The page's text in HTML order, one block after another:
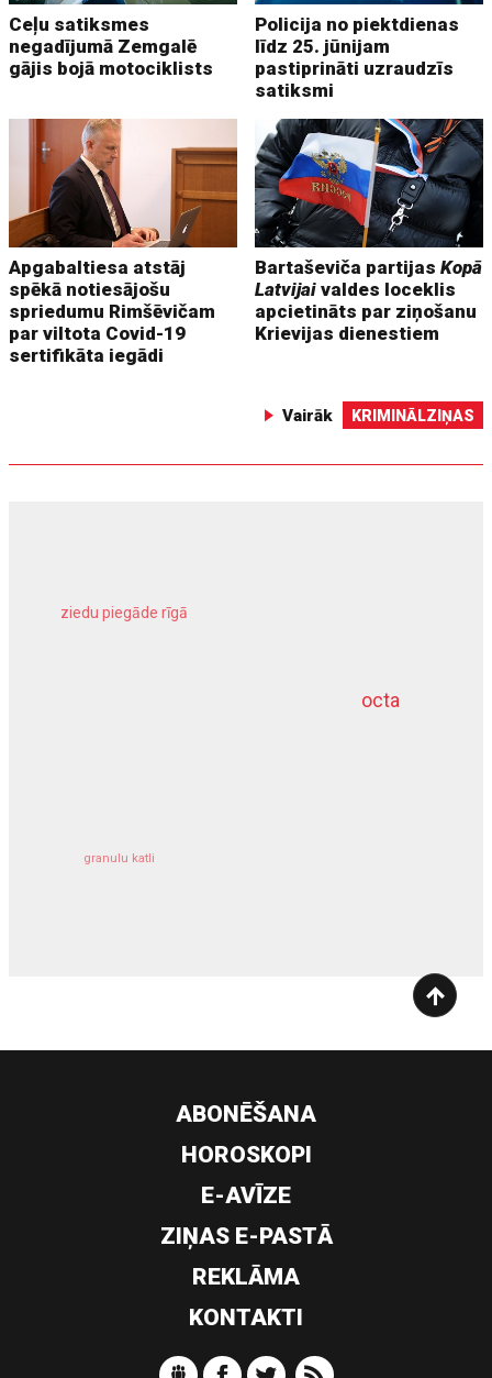
Ceļu satiksmes
negadījumā Zemgalē
gājis bojā motociklists
Policija no piektdienas
līdz 25. jūnijam
pastiprināti uzraudzīs
satiksmi
Apgabaltiesa atstāj
spēkā notiesājošu
spriedumu Rimšēvičam
par viltota Covid-19
sertifikāta iegādi
Bartaševiča partijasKopā
Latvijai valdes loceklis
apcietināts par ziņošanu
Krievijas dienestiem
Vairāk KRIMINĀLZIŅAS
octa
ziedu piegāde rīgā
granulu katli
dziļurbums
ABONĒŠANA
HOROSKOPI
E-AVĪZE
ZIŅAS E-PASTĀ
REKLĀMA
KONTAKTI